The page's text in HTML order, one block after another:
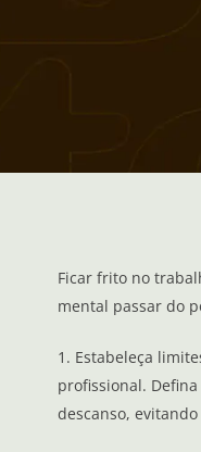
Ficar frito no
mental passar do
1. Estabeleça
profissional.
descanso,